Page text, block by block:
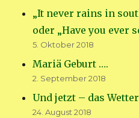
„It never rains in
oder „Have you ever
5. Oktober 2018
Mariä Geburt ….
2. September 2018
Und jetzt – das
24. August 2018